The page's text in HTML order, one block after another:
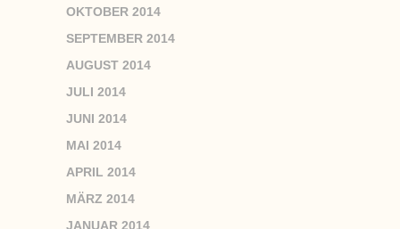
OKTOBER 2014
SEPTEMBER 2014
AUGUST 2014
JULI 2014
JUNI 2014
MAI 2014
APRIL 2014
MÄRZ 2014
JANUAR 2014